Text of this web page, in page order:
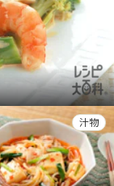
汁物